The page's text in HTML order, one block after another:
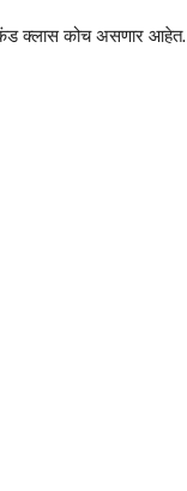
क्लास कोच असणार आहेत.